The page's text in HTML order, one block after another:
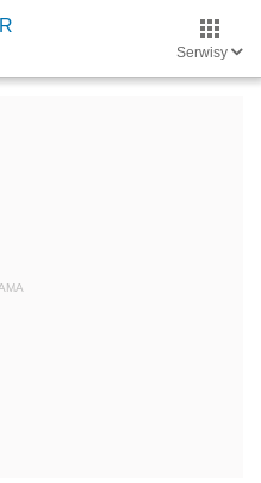
Serwisy